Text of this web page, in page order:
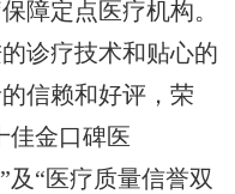
障定点医疗机构。
诊疗技术和贴心的
信赖和好评，荣
佳金口碑医
及“医疗质量信誉双